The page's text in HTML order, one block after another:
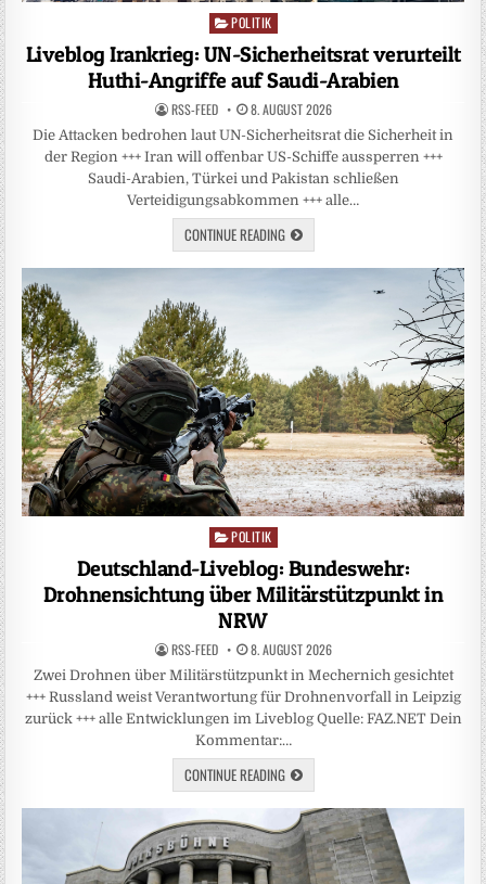
Posted
in
POLITIK
Liveblog Irankrieg: UN-Sicherheitsrat verurteilt
Huthi-Angriffe auf Saudi-Arabien
RSS-FEED 8. AUGUST 2026
Die Attacken bedrohen laut UN-Sicherheitsrat die Sicherheit in
der Region +++ Iran will offenbar US-Schiffe aussperren +++
Saudi-Arabien, Türkei und Pakistan schließen
Verteidigungsabkommen +++ alle…
CONTINUE READING
Posted
in
POLITIK
Deutschland-Liveblog: Bundeswehr:
Drohnensichtung über Militärstützpunkt in
NRW
RSS-FEED 8. AUGUST 2026
Zwei Drohnen über Militärstützpunkt in Mechernich gesichtet
+++ Russland weist Verantwortung für Drohnenvorfall in Leipzig
zurück +++ alle Entwicklungen im Liveblog Quelle: FAZ.NET Dein
Kommentar:…
CONTINUE READING